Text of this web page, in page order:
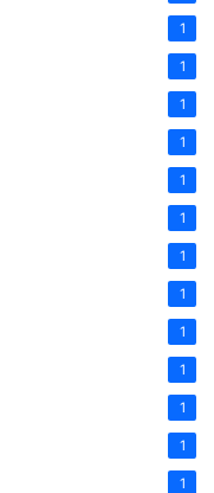
1
1
1
1
1
1
1
1
1
1
1
1
1